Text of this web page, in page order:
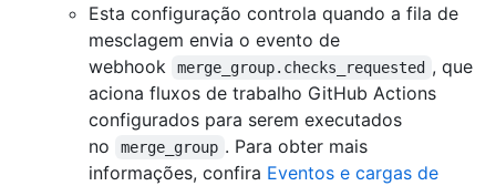
Esta configuração controla quando a fila de
mesclagem envia o evento de
webhook
merge_group.checks_requested , que
aciona fluxos de trabalho GitHub Actions
configurados para serem executados
no
merge_group . Para obter mais
informações, confira Eventos e cargas de